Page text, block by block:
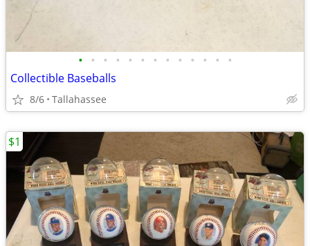
• • • • • • • • • • • • •
Collectible Baseballs
8/6 Tallahassee
$1